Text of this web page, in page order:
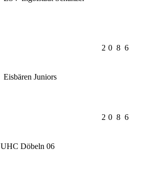
Eisbären Juniors
2 0 8 6
UHC Döbeln 06
2 0 8 6